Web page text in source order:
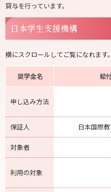
貸与を行っています。
日本学生支援機構
横にスクロールしてご覧になれます。
奨学金名 給
申し込み方法
保証人 日本国際
対象者
利用の対象